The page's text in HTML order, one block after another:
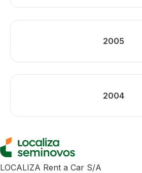
2005
2004
LOCALIZA Rent a Car S/A